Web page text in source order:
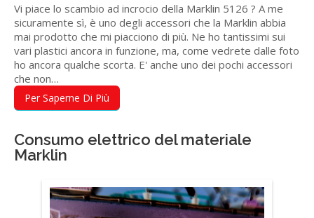
Vi piace lo scambio ad incrocio della Marklin 5126 ? A me
sicuramente sì, è uno degli accessori che la Marklin abbia
mai prodotto che mi piacciono di più. Ne ho tantissimi sui
vari plastici ancora in funzione, ma, come vedrete dalle foto
ho ancora qualche scorta. E' anche uno dei pochi accessori
che non…
Per Saperne Di Più
Consumo elettrico del materiale
Marklin